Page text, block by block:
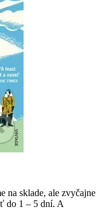
na sklade, ale zvyčajne
do 1 – 5 dní. A